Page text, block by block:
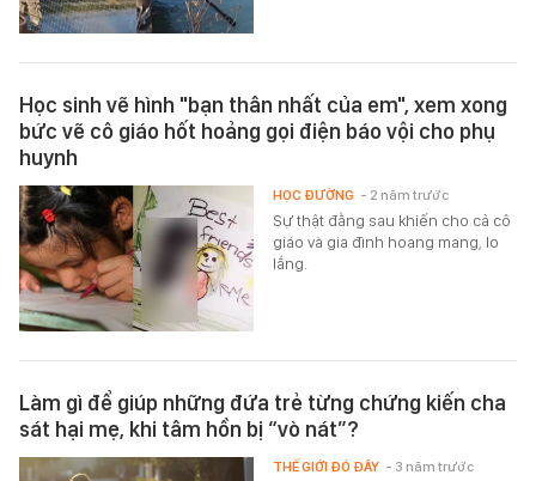
Học sinh vẽ hình "bạn thân nhất của em", xem xong
bức vẽ cô giáo hốt hoảng gọi điện báo vội cho phụ
huynh
Sự thật đằng sau khiến cho cả cô
giáo và gia đình hoang mang, lo
lắng.
HỌC ĐƯỜNG - 2 năm trước
Làm gì để giúp những đứa trẻ từng chứng kiến cha
sát hại mẹ, khi tâm hồn bị “vò nát”?
THẾ GIỚI ĐÓ ĐÂY - 3 năm trước